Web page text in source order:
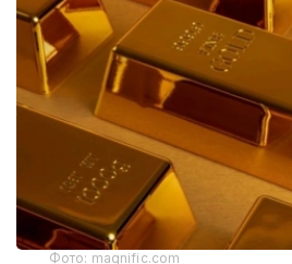
Фото: magnific.com